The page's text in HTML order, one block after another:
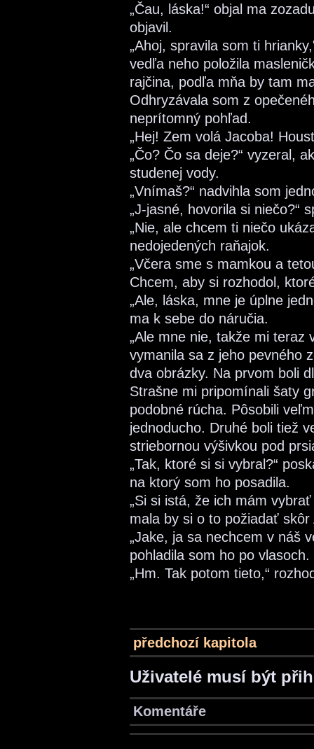
„Čau, láska!“ objal ma
objavil.
„Ahoj, spravila som ti
vedľa neho položila
rajčina, podľa mňa by tam
Odhryzávala som z
neprítomný pohľad.
„Hej! Zem volá Jacoba!
„Čo? Čo sa deje?“ vyzeral,
studenej vody.
„Vnímaš?“ nadvihla som
„J-jasné, hovorila si niečo?“
„Nie, ale chcem ti niečo
nedojedených raňajok.
„Včera sme s mamkou a
Chcem, aby si rozhodol,
„Ale, láska, mne je úplne
ma k sebe do náručia.
„Ale mne nie, takže mi teraz
vymanila sa z jeho pevného
dva obrázky. Na prvom boli
Strašne mi pripomínali šaty
podobné rúcha. Pôsobili
jednoducho. Druhé boli tiež
striebornou výšivkou pod
„Tak, ktoré si si vybral?“
na ktorý som ho posadila.
„Si si istá, že ich mám
mala by si o to požiadať skôr
„Jake, ja sa nechcem v náš
pohladila som ho po vlasoch.
„Hm. Tak potom tieto,“
předchozí kapitola
Uživatelé musí být
Komentáře